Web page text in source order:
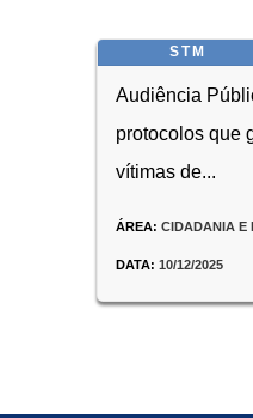
STM
Audiência
protocolos que
vítimas de...
ÁREA:CIDADANIA E
DATA:10/12/2025